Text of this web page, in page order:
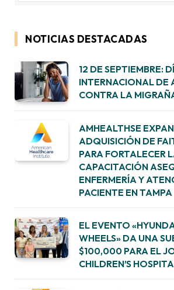
NOTICIAS DESTACADAS
12 DE SEPTIEMBRE:
INTERNACIONAL DE
CONTRA LA
AMHEALTHSE
ADQUISICIÓN DE
PARA FORTALECER
CAPACITACIÓN
ENFERMERÍA Y
PACIENTE EN TAMPA
EL EVENTO
WHEELS» DA UNA
$100,000 PARA EL
CHILDREN’S